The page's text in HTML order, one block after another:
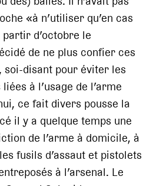
«à n’utiliser qu’en cas
d’octobre le
de ne plus confier ces
soi-disant pour éviter les
à l’usage de l’arme
ce fait divers pousse la
il y a quelque temps une
de l’arme à domicile, à
fusils d’assaut et pistolets
à l’arsenal. Le